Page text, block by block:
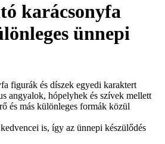
karácsonyfa
ünnepi
figurák és díszek egyedi karaktert
angyalok, hópelyhek és szívek mellett
és más különleges formák közül
is, így az ünnepi készülődés